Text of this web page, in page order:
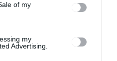
of my
my
Advertising.
a